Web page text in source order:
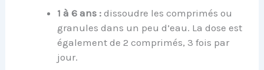
1 à 6 ans : dissoudre les comprimés ou
granules dans un peu d’eau. La dose est
également de 2 comprimés, 3 fois par
jour.